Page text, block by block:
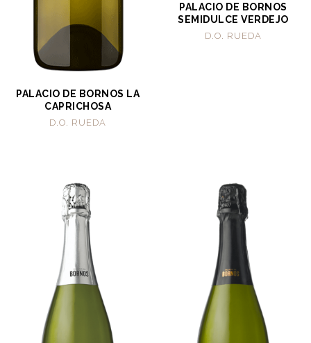
PALACIO DE BORNOS LA
CAPRICHOSA
D.O. RUEDA
PALACIO DE BORNOS
SEMIDULCE VERDEJO
D.O. RUEDA